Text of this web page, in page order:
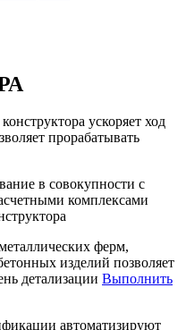
ускоряет ход
прорабатывать
в совокупности с
комплексами
ферм,
изделий позволяет
детализации Выполнить
автоматизируют